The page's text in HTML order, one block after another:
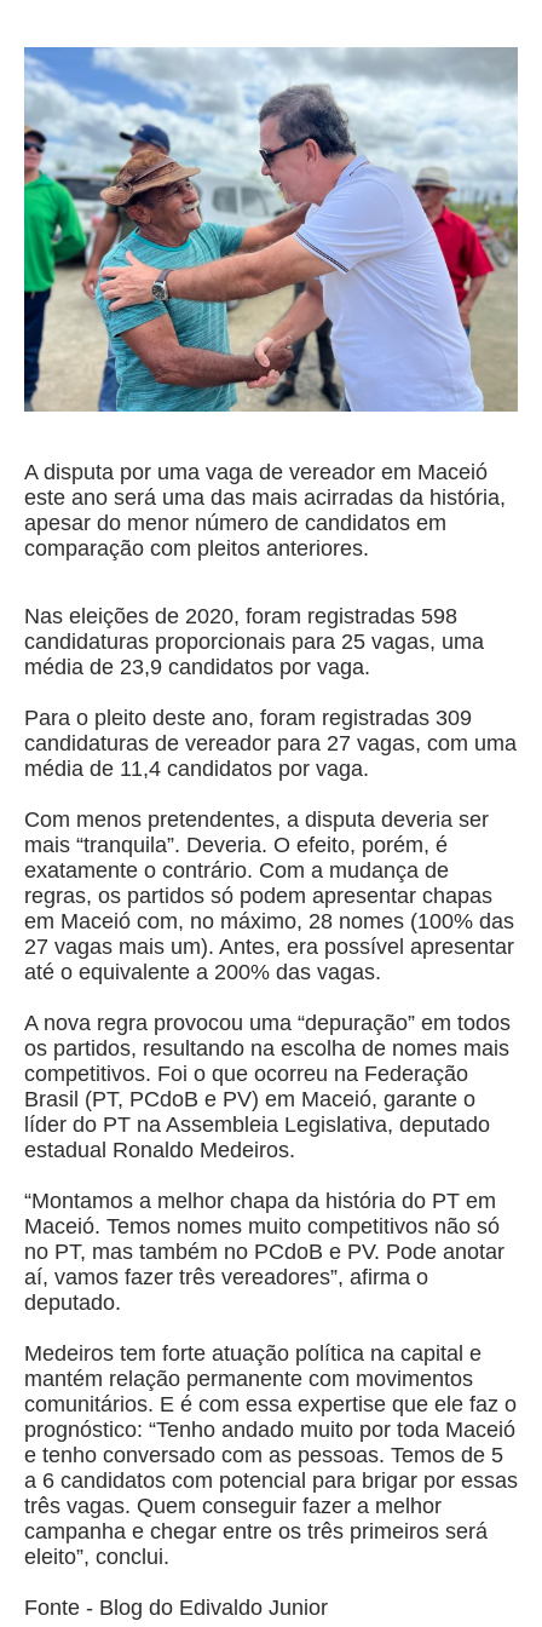
A disputa por uma vaga de vereador em Maceió
este ano será uma das mais acirradas da história,
apesar do menor número de candidatos em
comparação com pleitos anteriores.
Nas eleições de 2020, foram registradas 598
candidaturas proporcionais para 25 vagas, uma
média de 23,9 candidatos por vaga.
Para o pleito deste ano, foram registradas 309
candidaturas de vereador para 27 vagas, com uma
média de 11,4 candidatos por vaga.
Com menos pretendentes, a disputa deveria ser
mais “tranquila”. Deveria. O efeito, porém, é
exatamente o contrário. Com a mudança de
regras, os partidos só podem apresentar chapas
em Maceió com, no máximo, 28 nomes (100% das
27 vagas mais um). Antes, era possível apresentar
até o equivalente a 200% das vagas.
A nova regra provocou uma “depuração” em todos
os partidos, resultando na escolha de nomes mais
competitivos. Foi o que ocorreu na Federação
Brasil (PT, PCdoB e PV) em Maceió, garante o
líder do PT na Assembleia Legislativa, deputado
estadual Ronaldo Medeiros.
“Montamos a melhor chapa da história do PT em
Maceió. Temos nomes muito competitivos não só
no PT, mas também no PCdoB e PV. Pode anotar
aí, vamos fazer três vereadores”, afirma o
deputado.
Medeiros tem forte atuação política na capital e
mantém relação permanente com movimentos
comunitários. E é com essa expertise que ele faz o
prognóstico: “Tenho andado muito por toda Maceió
e tenho conversado com as pessoas. Temos de 5
a 6 candidatos com potencial para brigar por essas
três vagas. Quem conseguir fazer a melhor
campanha e chegar entre os três primeiros será
eleito”, conclui.
Fonte - Blog do Edivaldo Junior